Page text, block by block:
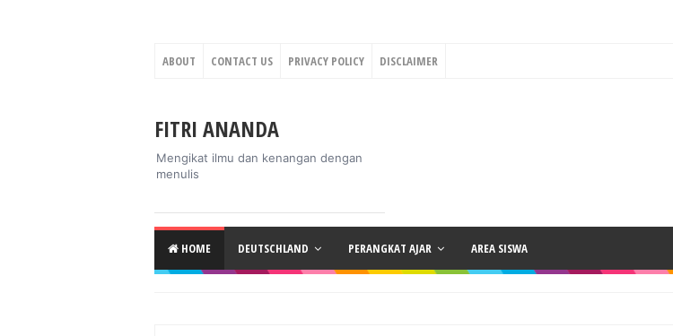
ABOUT CONTACT US PRIVACY POLICY DISCLAIMER
FITRI ANANDA
Mengikat ilmu dan kenangan dengan
menulis
HOME DEUTSCHLAND PERANGKAT AJAR AREA SISWA